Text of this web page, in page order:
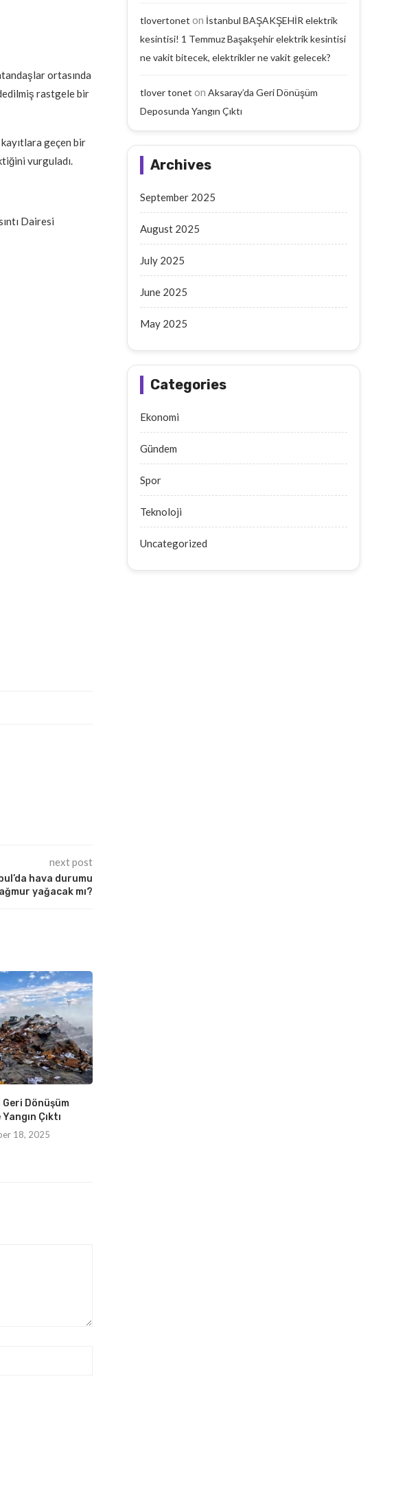
ortasında
rastgele bir
geçen bir
vurguladı.
Dairesi
next post
hava durumu
yağacak mı?
Geri Dönüşüm
Çıktı
18, 2025
tlovertonet on İstanbul BAŞAKŞEHİR elektrik
kesintisi! 1 Temmuz Başakşehir elektrik kesintisi
ne vakit bitecek, elektrikler ne vakit gelecek?
tlover tonet on Aksaray’da Geri Dönüşüm
Deposunda Yangın Çıktı
Archives
September 2025
August 2025
July 2025
June 2025
May 2025
Categories
Ekonomi
Gündem
Spor
Teknoloji
Uncategorized